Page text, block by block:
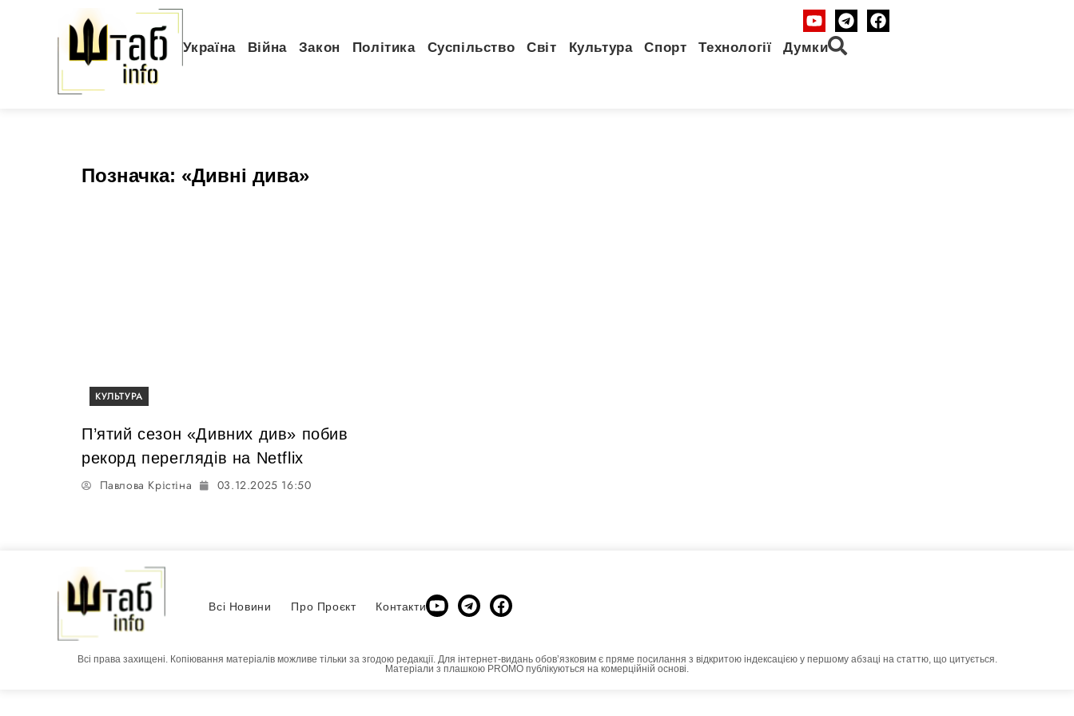
Україна Війна Закон Політика Суспільство Світ Культура Спорт Технології Думки
Позначка: «Дивні дива»
КУЛЬТУРА
П’ятий сезон «Дивних див» побив
рекорд переглядів на Netflix
Павлова Крістіна 03.12.2025 16:50
Всі Новини Про Проєкт Контакти
Всі права захищені. Копіювання матеріалів можливе тільки за згодою редакції. Для інтернет-видань обовʼязковим є пряме посилання з відкритою індексацією у першому абзаці на статтю, що цитується.
Матеріали з плашкою PROMO публікуються на комерційній основі.